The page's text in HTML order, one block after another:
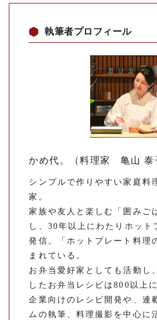
執筆者プロフィール
かめ代。（料理家 亀山 泰
シンプルで作りやすい家庭料
家。
家族や友人と楽しむ「囲みご
し、30年以上にわたりホット
発信。「ホットプレート料理
まれている。
お弁当愛好家としても活動し
したお弁当レシピは800以上
企業向けのレシピ開発や、連
ムの執筆、料理撮影を中心に